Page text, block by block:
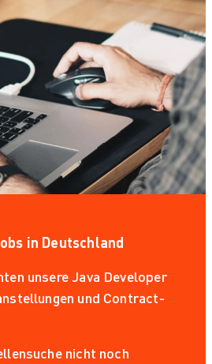
in Deutschland
unsere Java Developer
und Contract-
nicht noch